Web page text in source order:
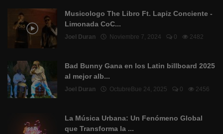
Musicologo The Libro Ft. Lapiz Conciente -
Limonada CoC...
Joel Duran Noviembre 7, 2024 0 2482
Bad Bunny Gana en los Latin billboard 2025
al mejor alb...
Joel Duran OctubreBue 24, 2025 0 2456
La Música Urbana: Un Fenómeno Global
que Transforma la ...